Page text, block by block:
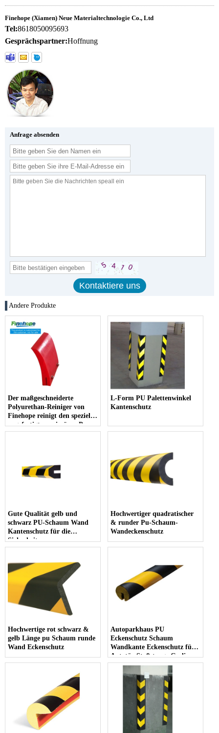
Finehope (Xiamen) Neue Materialtechnologie Co., Ltd
Tel:8618050095693
Gesprächspartner:Hoffnung
Anfrage absenden
Andere Produkte
Der maßgeschneiderte
Polyurethan-Reiniger von
Finehope reinigt den speziell
angefertigten primären Pu-
Schaber, den Förderband-
L-Form PU Palettenwinkel
Kantenschutz
Gute Qualität gelb und
schwarz PU-Schaum Wand
Kantenschutz für die
Sicherheit
Hochwertiger quadratischer
& runder Pu-Schaum-
Wandeckenschutz
Hochwertige rot schwarz &
gelb Länge pu Schaum runde
Wand Eckenschutz
Autoparkhaus PU
Eckenschutz Schaum
Wandkante Eckenschutz für
Autotür Stoßstange Geelian